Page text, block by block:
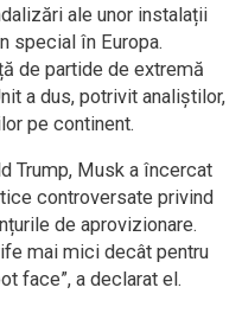
ale unor instalații
special în Europa.
de partide de extremă
a dus, potrivit analiștilor,
pe continent.
Trump, Musk a încercat
controversate privind
de aprovizionare.
mai mici decât pentru
face”, a declarat el.